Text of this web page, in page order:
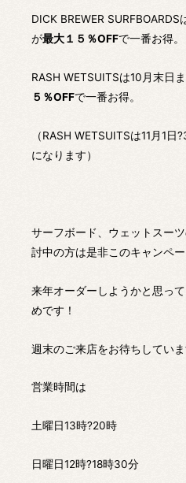
DICK BREWER
が最大１５％OFFで一番お得。
RASH WETSUITSは10月末日
５％OFFで一番お得。
（RASH WETSUITSは11月1日
になります）
サーフボード、ウェットスー
討中の方は是非このキャンペ
来年オーダーしようかと思っ
めです！
週末のご来店をお待ちしていま
営業時間は
土曜日13時?20時
日曜日12時?18時30分